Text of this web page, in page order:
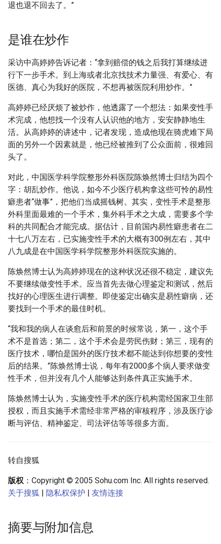
退也退不回去了。”
是谁在炒作
采访中高婷婷告诉记者：“拿到赔偿的钱之后我打算继续进
行下一步手术。到上海或者北京找技术力量强、有爱心、有
医德、真心为我好的医院，不想再被医院利用炒作。”
高婷婷已经厌烦了被炒作，他透露了一个想法：如果变性手
术完成，他想找一个没有人认识他的地方，安安静静地生
活。从高婷婷的讲述中，记者发现，造成他现在骑虎难下局
面的另外一个因素就是，他已经被推到了公众面前，很难回
头了。
对此，中国医学科学院整形外科医院陈焕然博士归结为四个
字：胡乱炒作。他说，如今不少医疗机构拿这些可怜的易性
癖患者“做事”，把他们当成摇钱树。其实，变性手术是整形
外科里面最难的一个手术，集外科手术之大成，需要多个学
科的共同配合才能完成。据估计，目前国内易性癖患者在二
十七八万左右，已实施变性手术的大概有300例左右，其中
八九成是在中国医学科学院整形外科医院实施的。
陈焕然博士认为高婷婷现在的这种状况还很不稳定，建议先
不要继续做变性手术。应当首先去做心理鉴定和测试，然后
找好的心理医生进行调整。即使鉴定出确实是易性癖病，还
要找到一个手术的最佳时机。
“我和我的病人在谈愈后和前景的时候常说，第一，这个手
术不是首选；第二，这个手术会是劳民伤财；第三，现有的
医疗技术，哪怕是国外的医疗技术都不能达到你想要的变性
后的结果。”陈焕然博士说，每年有2000多个病人要求做变
性手术，但并没有几个人能够达到条件真正实施手术。
陈焕然博士认为，实施变性手术的医疗机构需经国家卫生部
授权，而且实施手术需经非常严格的审核程序，涉及医疗诊
断与评估、精神鉴定、司法评估等等很多方面。
转自搜狐
版权 ：Copyright © 2005 Sohu.com Inc. All rights reserved.
关于搜狐 | 隐私权保护 | 友情连接
摘要与附加信息